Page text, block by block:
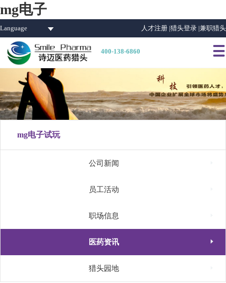
mg电子
Language 人才注册 |猎头登录 |兼职猎头
400-138-6860 
mg电子试玩
公司新闻
员工活动
职场信息
医药资讯 
猎头园地